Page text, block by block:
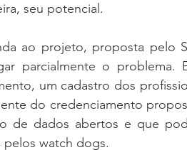
seu potencial.
ao projeto, proposta pelo
parcialmente o problema.
um cadastro dos
do credenciamento
de dados abertos e que
pelos watch dogs.